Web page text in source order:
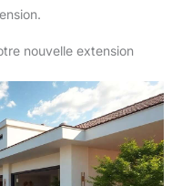
nouvelle extension